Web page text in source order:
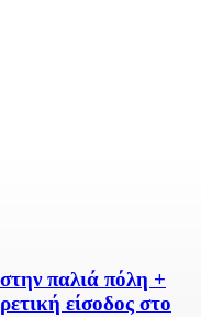
παλιά πόλη +
είσοδος στο